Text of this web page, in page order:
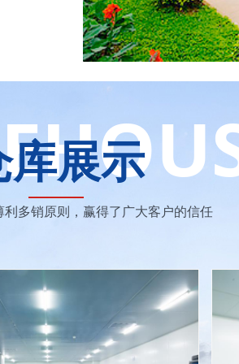
库展示
多销原则，赢得了广大客户的信任